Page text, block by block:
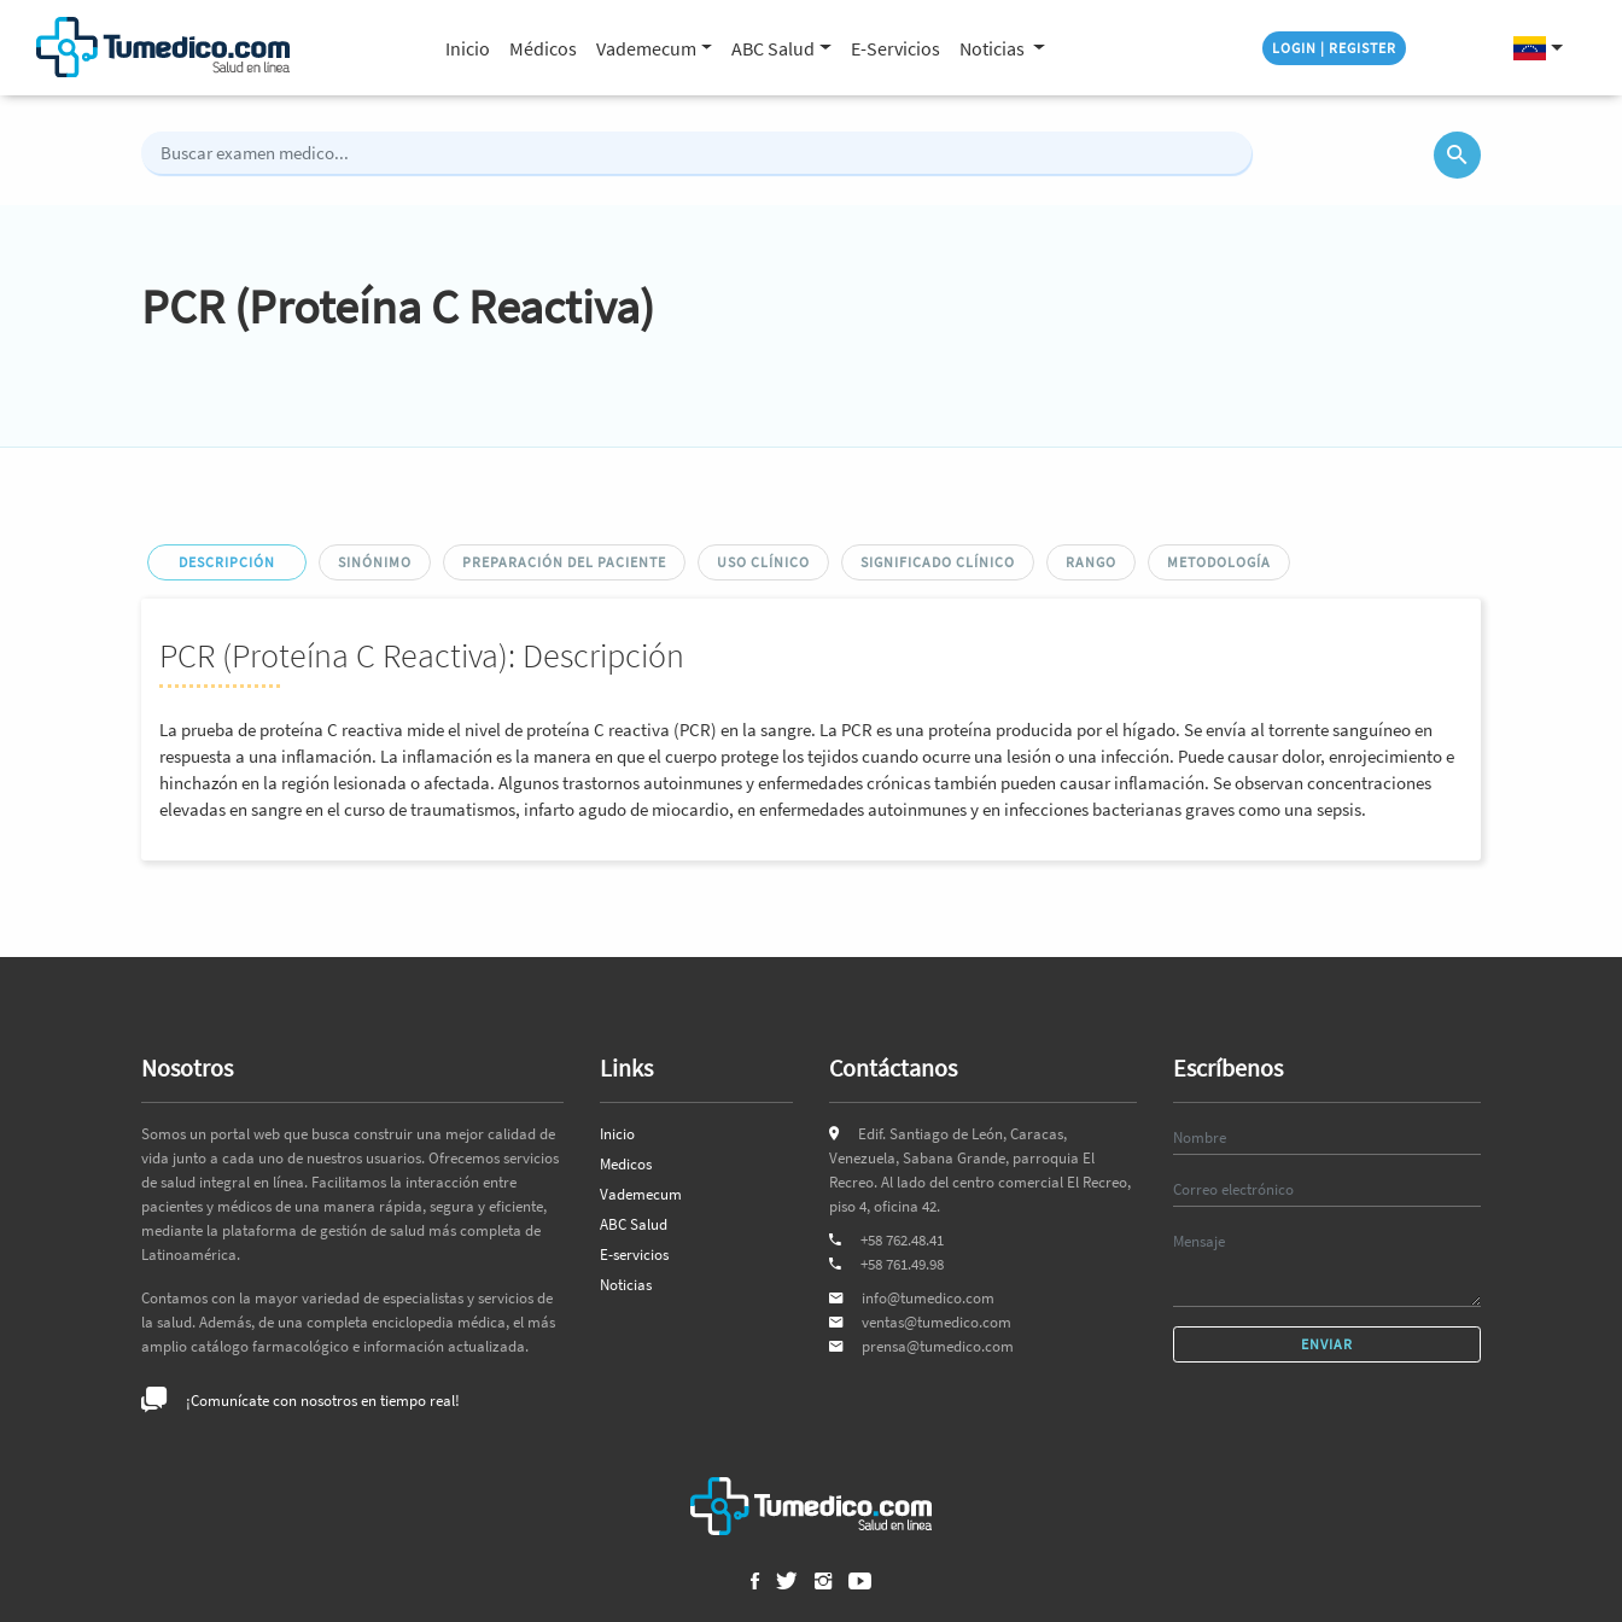
Inicio Médicos Vademecum ABC Salud E-Servicios Noticias LOGIN | REGISTER
PCR (Proteína C Reactiva)
DESCRIPCIÓN SINÓNIMO PREPARACIÓN DEL PACIENTE USO CLÍNICO SIGNIFICADO CLÍNICO RANGO METODOLOGÍA
PCR (Proteína C Reactiva): Descripción
La prueba de proteína C reactiva mide el nivel de proteína C reactiva (PCR) en la sangre. La PCR es una proteína producida por el hígado. Se envía al torrente sanguíneo en
respuesta a una inflamación. La inflamación es la manera en que el cuerpo protege los tejidos cuando ocurre una lesión o una infección. Puede causar dolor, enrojecimiento e
hinchazón en la región lesionada o afectada. Algunos trastornos autoinmunes y enfermedades crónicas también pueden causar inflamación. Se observan concentraciones
elevadas en sangre en el curso de traumatismos, infarto agudo de miocardio, en enfermedades autoinmunes y en infecciones bacterianas graves como una sepsis.
Nosotros
Somos un portal web que busca construir una mejor calidad de
vida junto a cada uno de nuestros usuarios. Ofrecemos servicios
de salud integral en línea. Facilitamos la interacción entre
pacientes y médicos de una manera rápida, segura y eficiente,
mediante la plataforma de gestión de salud más completa de
Latinoamérica.
Contamos con la mayor variedad de especialistas y servicios de
la salud. Además, de una completa enciclopedia médica, el más
amplio catálogo farmacológico e información actualizada.
¡Comunícate con nosotros en tiempo real!
Links
Inicio
Medicos
Vademecum
ABC Salud
E-servicios
Noticias
Contáctanos
Edif. Santiago de León, Caracas,
Venezuela, Sabana Grande, parroquia El
Recreo. Al lado del centro comercial El Recreo,
piso 4, oficina 42.
+58 762.48.41
+58 761.49.98
info@tumedico.com
ventas@tumedico.com
prensa@tumedico.com
Escríbenos
ENVIAR